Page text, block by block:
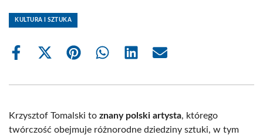
KULTURA I SZTUKA
Share
Share
(Twitter)
Share Share Share Share
Krzysztof Tomalski to znany polski artysta, którego
twórczość obejmuje różnorodne dziedziny sztuki, w tym